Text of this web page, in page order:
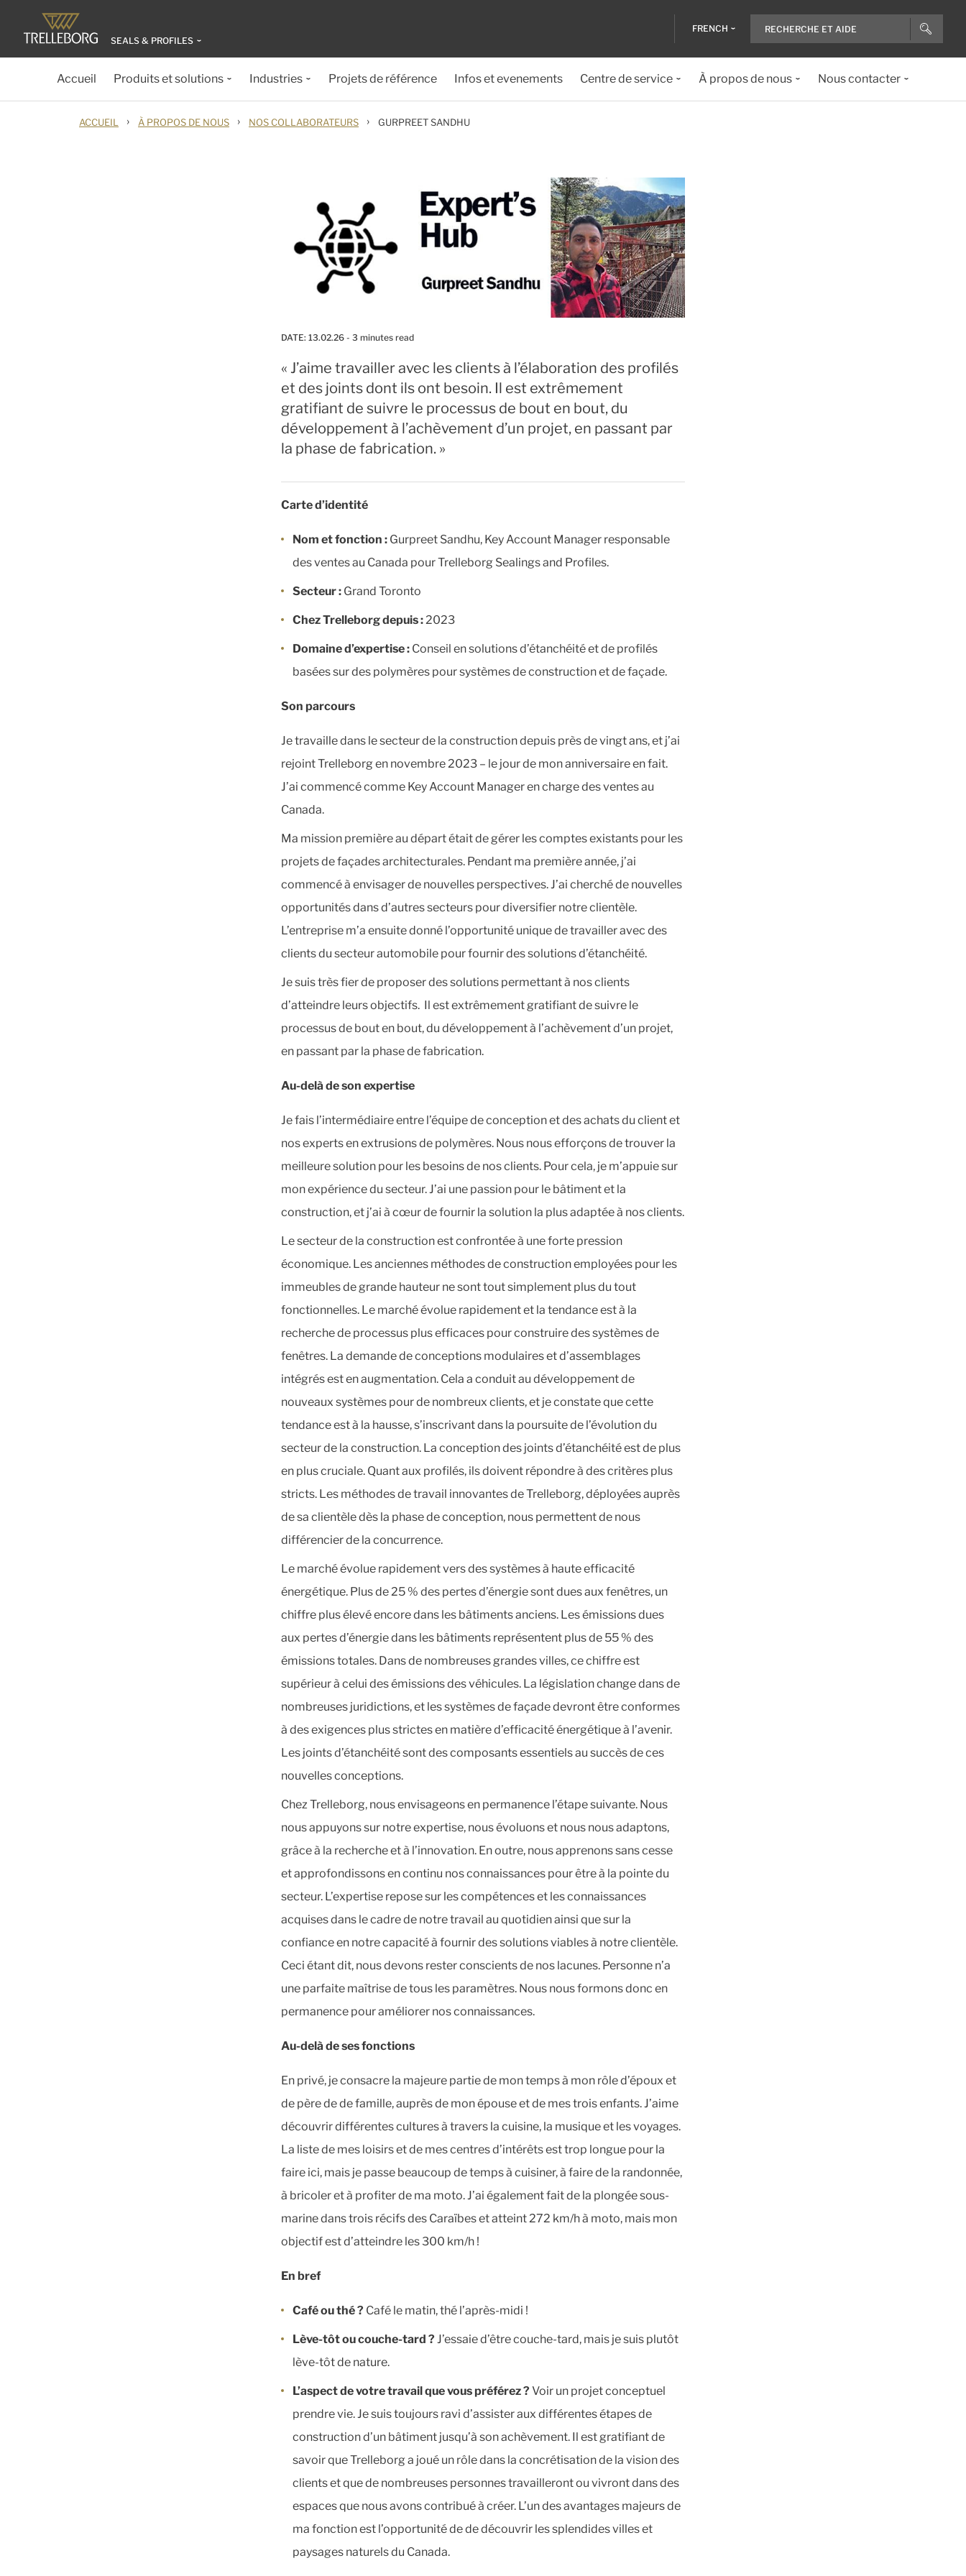
SEALS & PROFILES
FRENCH
Accueil Produits et solutions Industries Projets de référence Infos et evenements Centre de service À propos de nous Nous contacter
ACCUEIL › À PROPOS DE NOUS › NOS COLLABORATEURS › GURPREET SANDHU
DATE: 13.02.26 - 3 minutes read
« J’aime travailler avec les clients à l’élaboration des profilés
et des joints dont ils ont besoin. Il est extrêmement
gratifiant de suivre le processus de bout en bout, du
développement à l’achèvement d’un projet, en passant par
la phase de fabrication. »
Carte d’identité
Nom et fonction : Gurpreet Sandhu, Key Account Manager responsable
des ventes au Canada pour Trelleborg Sealings and Profiles.
Secteur: Grand Toronto
Chez Trelleborg depuis:2023
Domaine d’expertise: Conseil en solutions d’étanchéité et de profilés
basées sur des polymères pour systèmes de construction et de façade.
Son parcours
Je travaille dans le secteur de la construction depuis près de vingt ans, et j’ai
rejoint Trelleborg en novembre 2023 – le jour de mon anniversaire en fait.
J’ai commencé comme Key Account Manager en charge des ventes au
Canada.
Ma mission première au départ était de gérer les comptes existants pour les
projets de façades architecturales. Pendant ma première année, j’ai
commencé à envisager de nouvelles perspectives. J’ai cherché de nouvelles
opportunités dans d’autres secteurs pour diversifier notre clientèle.
L’entreprise m’a ensuite donné l’opportunité unique de travailler avec des
clients du secteur automobile pour fournir des solutions d’étanchéité.
Je suis très fier de proposer des solutions permettant à nos clients
d’atteindre leurs objectifs. Il est extrêmement gratifiant de suivre le
processus de bout en bout, du développement à l’achèvement d’un projet,
en passant par la phase de fabrication.
Au-delà de son expertise
Je fais l’intermédiaire entre l’équipe de conception et des achats du client et
nos experts en extrusions de polymères. Nous nous efforçons de trouver la
meilleure solution pour les besoins de nos clients. Pour cela, je m’appuie sur
mon expérience du secteur. J’ai une passion pour le bâtiment et la
construction, et j’ai à cœur de fournir la solution la plus adaptée à nos clients.
Le secteur de la construction est confrontée à une forte pression
économique. Les anciennes méthodes de construction employées pour les
immeubles de grande hauteur ne sont tout simplement plus du tout
fonctionnelles. Le marché évolue rapidement et la tendance est à la
recherche de processus plus efficaces pour construire des systèmes de
fenêtres. La demande de conceptions modulaires et d’assemblages
intégrés est en augmentation. Cela a conduit au développement de
nouveaux systèmes pour de nombreux clients, et je constate que cette
tendance est à la hausse, s’inscrivant dans la poursuite de l’évolution du
secteur de la construction. La conception des joints d’étanchéité est de plus
en plus cruciale. Quant aux profilés, ils doivent répondre à des critères plus
stricts. Les méthodes de travail innovantes de Trelleborg, déployées auprès
de sa clientèle dès la phase de conception, nous permettent de nous
différencier de la concurrence.
Le marché évolue rapidement vers des systèmes à haute efficacité
énergétique. Plus de 25 % des pertes d’énergie sont dues aux fenêtres, un
chiffre plus élevé encore dans les bâtiments anciens. Les émissions dues
aux pertes d’énergie dans les bâtiments représentent plus de 55 % des
émissions totales. Dans de nombreuses grandes villes, ce chiffre est
supérieur à celui des émissions des véhicules. La législation change dans de
nombreuses juridictions, et les systèmes de façade devront être conformes
à des exigences plus strictes en matière d’efficacité énergétique à l’avenir.
Les joints d’étanchéité sont des composants essentiels au succès de ces
nouvelles conceptions.
Chez Trelleborg, nous envisageons en permanence l’étape suivante. Nous
nous appuyons sur notre expertise, nous évoluons et nous nous adaptons,
grâce à la recherche et à l’innovation. En outre, nous apprenons sans cesse
et approfondissons en continu nos connaissances pour être à la pointe du
secteur. L’expertise repose sur les compétences et les connaissances
acquises dans le cadre de notre travail au quotidien ainsi que sur la
confiance en notre capacité à fournir des solutions viables à notre clientèle.
Ceci étant dit, nous devons rester conscients de nos lacunes. Personne n’a
une parfaite maîtrise de tous les paramètres. Nous nous formons donc en
permanence pour améliorer nos connaissances.
Au-delà de ses fonctions
En privé, je consacre la majeure partie de mon temps à mon rôle d’époux et
de père de de famille, auprès de mon épouse et de mes trois enfants. J’aime
découvrir différentes cultures à travers la cuisine, la musique et les voyages.
La liste de mes loisirs et de mes centres d’intérêts est trop longue pour la
faire ici, mais je passe beaucoup de temps à cuisiner, à faire de la randonnée,
à bricoler et à profiter de ma moto. J’ai également fait de la plongée sous-
marine dans trois récifs des Caraïbes et atteint 272 km/h à moto, mais mon
objectif est d’atteindre les 300 km/h !
En bref
Café ou thé? Café le matin, thé l’après-midi !
Lève-tôt ou couche-tard ? J’essaie d’être couche-tard, mais je suis plutôt
lève-tôt de nature.
L’aspect de votre travail que vous préférez? Voir un projet conceptuel
prendre vie. Je suis toujours ravi d’assister aux différentes étapes de
construction d’un bâtiment jusqu’à son achèvement. Il est gratifiant de
savoir que Trelleborg a joué un rôle dans la concrétisation de la vision des
clients et que de nombreuses personnes travailleront ou vivront dans des
espaces que nous avons contribué à créer. L’un des avantages majeurs de
ma fonction est l’opportunité de de découvrir les splendides villes et
paysages naturels du Canada.